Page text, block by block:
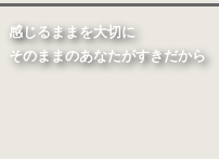
感じるままを大切に
そのままのあなたがすきだから